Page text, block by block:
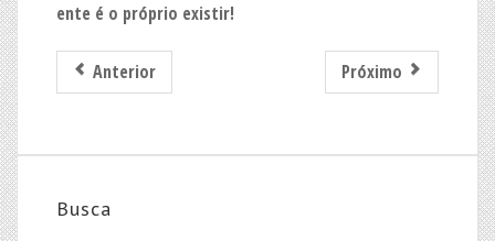
ente é o próprio existir!
Anterior Próximo
Busca